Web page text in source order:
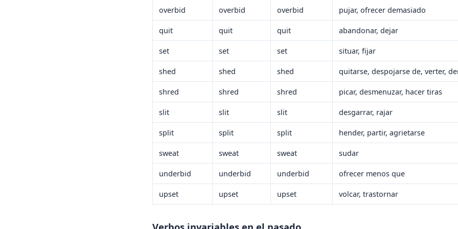
overbid overbid overbid pujar, ofrecer demasiado
quit quit quit abandonar, dejar
set set set situar, fijar
shed shed shed quitarse, despojarse de, verter,
shred shred shred picar, desmenuzar, hacer tiras
slit slit slit desgarrar, rajar
split split split hender, partir, agrietarse
sweat sweat sweat sudar
underbid underbid underbid ofrecer menos que
upset upset upset volcar, trastornar